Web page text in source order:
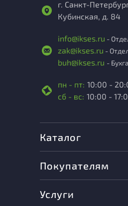
г. Санкт-
Кубинская, д. 84
info@ikses.ru -
zak@ikses.ru -
buh@ikses.ru -
пн - пт: 10:00 -
сб - вс: 10:00 -
Каталог
Покупателям
Услуги